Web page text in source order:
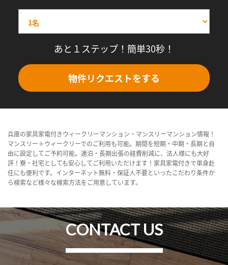
あと１ステップ！簡単30秒！
物件リクエストをする
兵庫の家具家電付きウィークリーマンション・マンスリーマンション情報！
マンスリー＋ウィークリーでのご利用も可能。期間を短期・中期・長期と自
由に設定してご予約可能。連泊・長期出張の経費削減に、法人様にも大好
評！寮・社宅としても安心してご利用いただけます！家具家電付きで単身赴
任にも便利です。インターネット無料・保証人不要といったこだわり条件か
ら検索など様々な検索方法をご用意しています。
CONTACT US